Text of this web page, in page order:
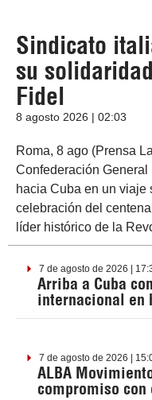
Sindicato
su
Fidel
8 agosto 2026 | 02:03
Roma, 8 ago (Prensa
Confederación
hacia Cuba en un viaje
celebración del
líder histórico de la
7 de agosto de 2026 |
Arriba a Cuba
internacional en
7 de agosto de 2026 |
ALBA
compromiso